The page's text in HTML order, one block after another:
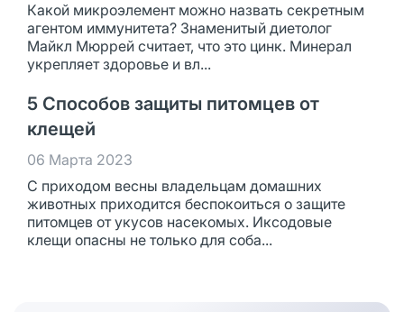
Какой микроэлемент можно назвать секретным
агентом иммунитета? Знаменитый диетолог
Майкл Мюррей считает, что это цинк. Минерал
укрепляет здоровье и вл...
5 Способов защиты питомцев от
клещей
06 Марта 2023
С приходом весны владельцам домашних
животных приходится беспокоиться о защите
питомцев от укусов насекомых. Иксодовые
клещи опасны не только для соба...